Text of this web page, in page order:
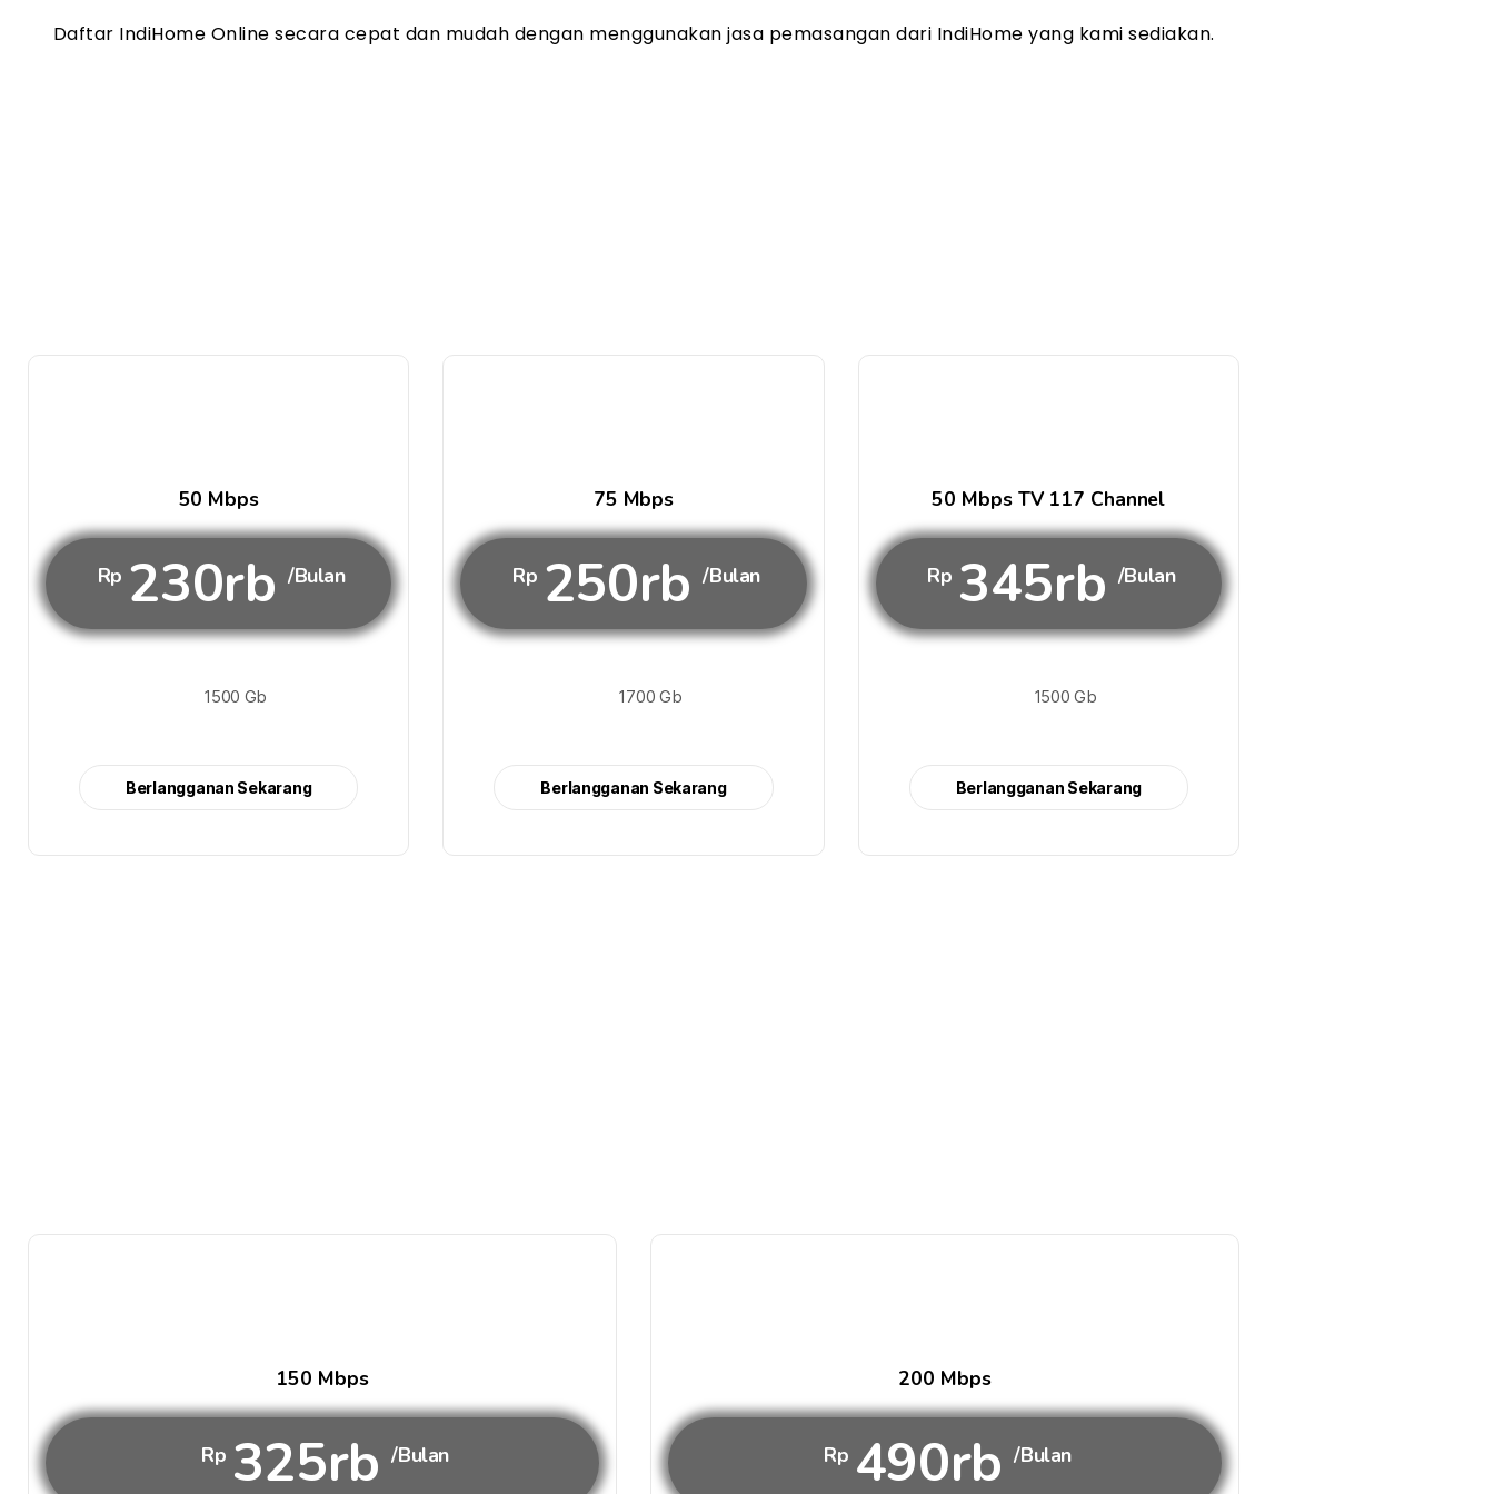
Daftar IndiHome Online secara cepat dan mudah dengan menggunakan jasa pemasangan dari IndiHome yang kami sediakan.
50 Mbps
Rp 230rb /Bulan
1500 Gb
Berlangganan Sekarang
75 Mbps
Rp 250rb /Bulan
1700 Gb
Berlangganan Sekarang
50 Mbps TV 117 Channel
Rp 345rb /Bulan
1500 Gb
Berlangganan Sekarang
150 Mbps
Rp 325rb /Bulan
200 Mbps
Rp 490rb /Bulan